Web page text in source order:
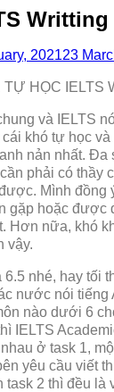
Writting
202123
HỌC IELTS
và IELTS
khó tự học
nản nhất. Đa
phải có thầy
Mình đồng
gặp hoặc được
Hơn nữa, khó
vậy.
nhé, hay tối
nước nói tiếng
nào dưới 6
IELTS
ở task 1,
yêu cầu viết
task 2 thì đều là